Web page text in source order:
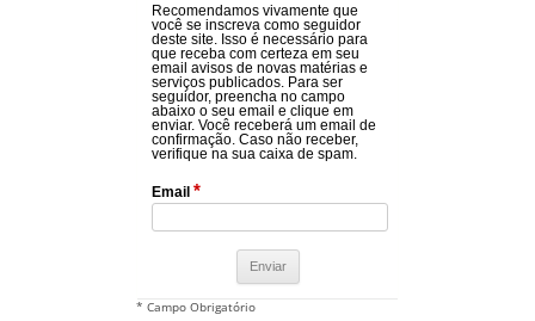
Recomendamos vivamente que
você se inscreva como seguidor
deste site. Isso é necessário para
que receba com certeza em seu
email avisos de novas matérias e
serviços publicados. Para ser
seguidor, preencha no campo
abaixo o seu email e clique em
enviar. Você receberá um email de
confirmação. Caso não receber,
verifique na sua caixa de spam.
Email *
* Campo Obrigatório